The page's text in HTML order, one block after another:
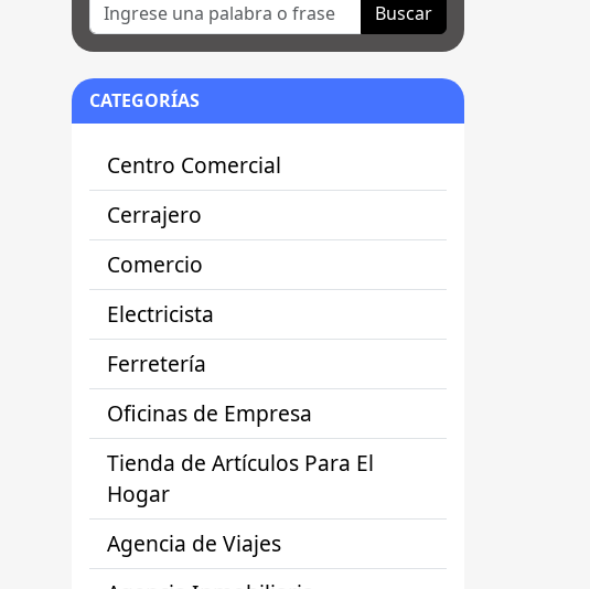
Buscar
CATEGORÍAS
Centro Comercial
Cerrajero
Comercio
Electricista
Ferretería
Oficinas de Empresa
Tienda de Artículos Para El
Hogar
Agencia de Viajes